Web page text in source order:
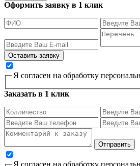
Оформить заявку в 1 клик
Я согласен на обработку
Заказать в 1 клик
Я согласен на обработку